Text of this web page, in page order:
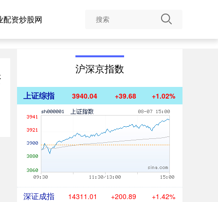
配资炒股网
沪深京指数
上证综指 3940.04 +39.68 +1.02%
深证成指 14311.01 +200.89 +1.42%